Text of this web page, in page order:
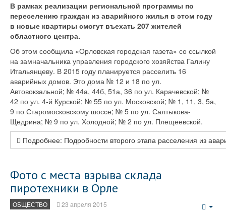
В рамках реализации региональной программы по
переселению граждан из аварийного жилья в этом году
в новые квартиры смогут въехать 207 жителей
областного центра.
Об этом сообщила «Орловская городская газета» со ссылкой
на замначальника управления городского хозяйства Галину
Итальянцеву. В 2015 году планируется расселить 16
аварийных домов. Это дома № 12 и 18 по ул.
Автовокзальной; № 44а, 44б, 51а, 36 по ул. Карачевской; №
42 по ул. 4-й Курской; № 55 по ул. Московской; № 1, 11, 3, 5а,
9 по Старомосковскому шоссе; № 5 по ул. Салтыкова-
Щедрина; № 9 по ул. Холодной; № 2 по ул. Плещеевской.
Подробнее: Подробности второго этапа расселения из
Фото с места взрыва склада
пиротехники в Орле
ОБЩЕСТВО 23 апреля 2015